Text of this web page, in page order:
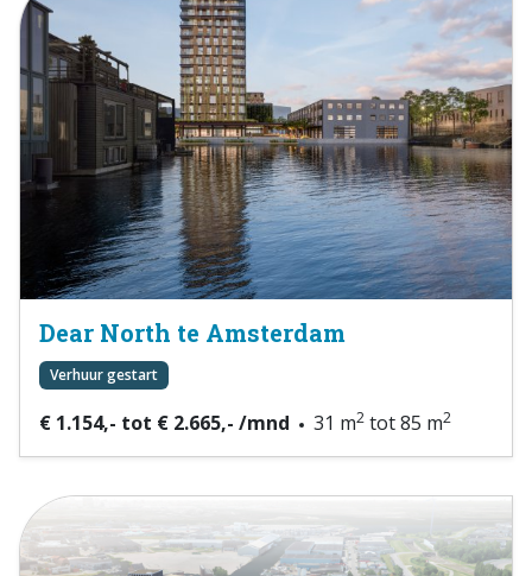
Dear North te Amsterdam
Verhuur gestart
€ 1.154,- tot € 2.665,- /mnd 31 m2 tot 85 m2